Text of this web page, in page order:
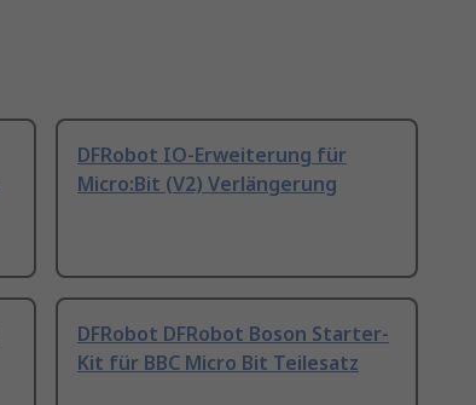
DFRobot IO-Erweiterung für
Micro:Bit (V2) Verlängerung
DFRobot DFRobot Boson Starter-
Kit für BBC Micro Bit Teilesatz